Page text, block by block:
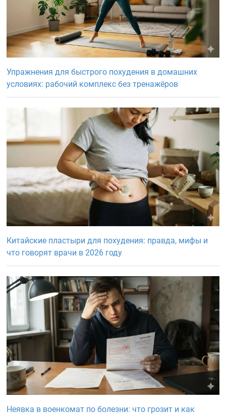
Упражнения для быстрого похудения в домашних
условиях: рабочий комплекс без тренажёров
Китайские пластыри для похудения: правда, мифы и
что говорят врачи в 2026 году
Неявка в военкомат по болезни: что грозит и как